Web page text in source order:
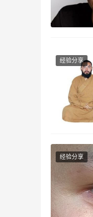
经验分享
经验分享